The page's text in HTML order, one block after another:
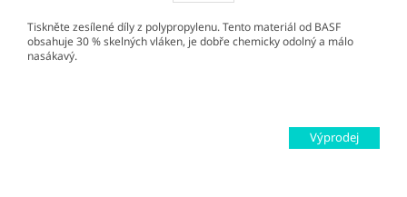
Tiskněte zesílené díly z polypropylenu. Tento materiál od BASF
obsahuje 30 % skelných vláken, je dobře chemicky odolný a málo
nasákavý.
Výprodej